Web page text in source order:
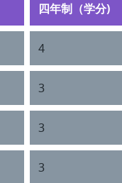
四年制（学分)
4
3
3
3